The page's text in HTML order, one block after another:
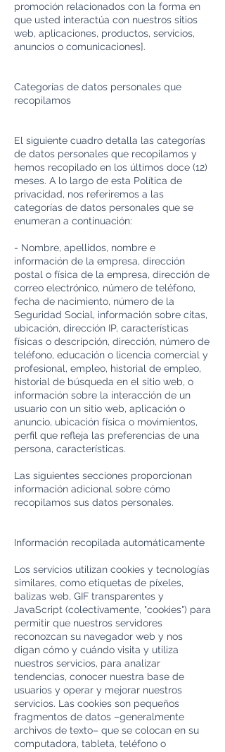
promoción relacionados con la forma en
que usted interactúa con nuestros sitios
web, aplicaciones, productos, servicios,
anuncios o comunicaciones].
Categorías de datos personales que
recopilamos
El siguiente cuadro detalla las categorías
de datos personales que recopilamos y
hemos recopilado en los últimos doce (12)
meses. A lo largo de esta Política de
privacidad, nos referiremos a las
categorías de datos personales que se
enumeran a continuación:
- Nombre, apellidos, nombre e
información de la empresa, dirección
postal o física de la empresa, dirección de
correo electrónico, número de teléfono,
fecha de nacimiento, número de la
Seguridad Social, información sobre citas,
ubicación, dirección IP, características
físicas o descripción, dirección, número de
teléfono, educación o licencia comercial y
profesional, empleo, historial de empleo,
historial de búsqueda en el sitio web, o
información sobre la interacción de un
usuario con un sitio web, aplicación o
anuncio, ubicación física o movimientos,
perfil que refleja las preferencias de una
persona, características.
Las siguientes secciones proporcionan
información adicional sobre cómo
recopilamos sus datos personales.
Información recopilada automáticamente
Los servicios utilizan cookies y tecnologías
similares, como etiquetas de píxeles,
balizas web, GIF transparentes y
JavaScript (colectivamente, "cookies") para
permitir que nuestros servidores
reconozcan su navegador web y nos
digan cómo y cuándo visita y utiliza
nuestros servicios, para analizar
tendencias, conocer nuestra base de
usuarios y operar y mejorar nuestros
servicios. Las cookies son pequeños
fragmentos de datos –generalmente
archivos de texto– que se colocan en su
computadora, tableta, teléfono o